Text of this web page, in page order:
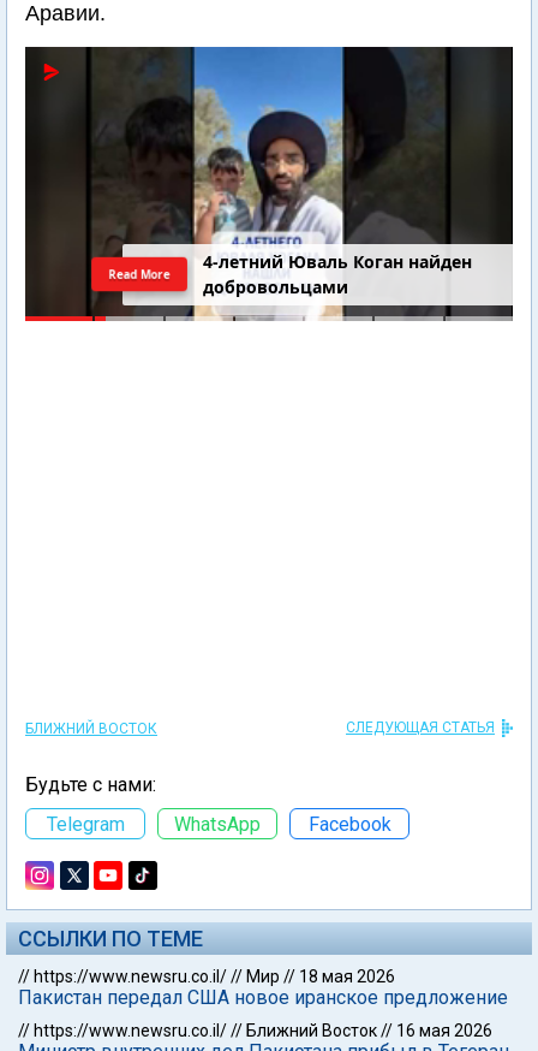
Аравии.
4-летний Юваль Коган найден
добровольцами
Read More
БЛИЖНИЙ ВОСТОК СЛЕДУЮЩАЯ СТАТЬЯ
Будьте с нами:
Telegram
WhatsApp Facebook
ССЫЛКИ ПО ТЕМЕ
// https://www.newsru.co.il/// Мир // 18 мая 2026
Пакистан передал США новое иранское предложение
// https://www.newsru.co.il/// Ближний Восток// 16 мая 2026